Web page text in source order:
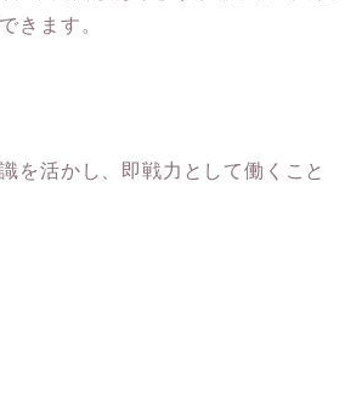
きます。
を活かし、即戦力として働くこと